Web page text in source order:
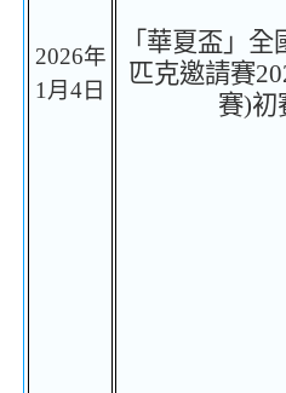
2026年
1 月 4日
「華夏盃」
匹克邀請賽
賽)初